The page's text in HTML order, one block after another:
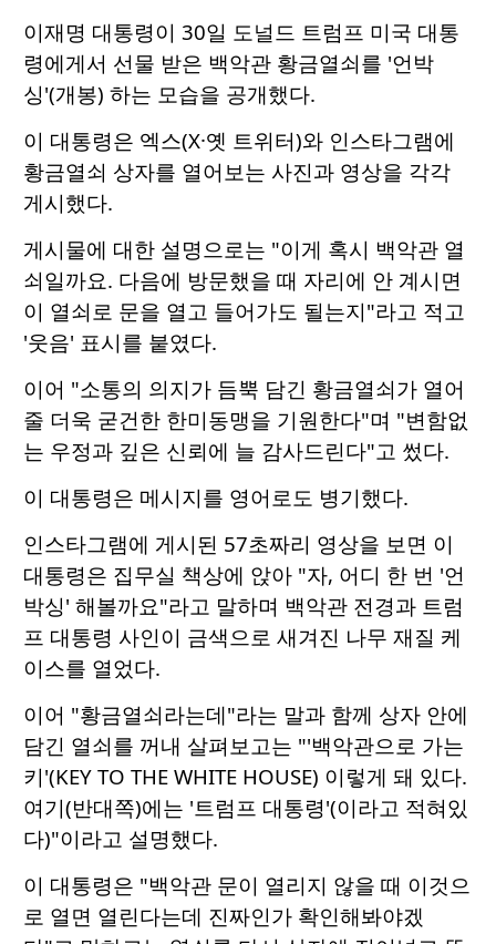
이재명 대통령이 30일 도널드 트럼프 미국 대통
령에게서 선물 받은 백악관 황금열쇠를 '언박
싱'(개봉) 하는 모습을 공개했다.
이 대통령은 엑스(X·옛 트위터)와 인스타그램에
황금열쇠 상자를 열어보는 사진과 영상을 각각
게시했다.
게시물에 대한 설명으로는 "이게 혹시 백악관 열
쇠일까요. 다음에 방문했을 때 자리에 안 계시면
이 열쇠로 문을 열고 들어가도 될는지"라고 적고
'웃음' 표시를 붙였다.
이어 "소통의 의지가 듬뿍 담긴 황금열쇠가 열어
줄 더욱 굳건한 한미동맹을 기원한다"며 "변함없
는 우정과 깊은 신뢰에 늘 감사드린다"고 썼다.
이 대통령은 메시지를 영어로도 병기했다.
인스타그램에 게시된 57초짜리 영상을 보면 이
대통령은 집무실 책상에 앉아 "자, 어디 한 번 '언
박싱' 해볼까요"라고 말하며 백악관 전경과 트럼
프 대통령 사인이 금색으로 새겨진 나무 재질 케
이스를 열었다.
이어 "황금열쇠라는데"라는 말과 함께 상자 안에
담긴 열쇠를 꺼내 살펴보고는 "'백악관으로 가는
키'(KEY TO THE WHITE HOUSE) 이렇게 돼 있다.
여기(반대쪽)에는 '트럼프 대통령'(이라고 적혀있
다)"이라고 설명했다.
이 대통령은 "백악관 문이 열리지 않을 때 이것으
로 열면 열린다는데 진짜인가 확인해봐야겠